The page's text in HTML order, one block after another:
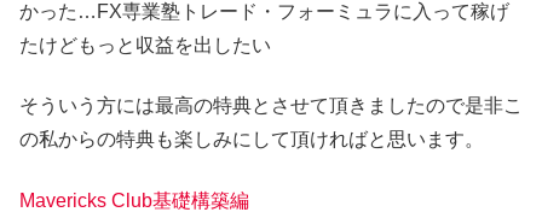
かった…FX専業塾トレード・フォーミュラに入って稼げ
たけどもっと収益を出したい
そういう方には最高の特典とさせて頂きましたので是非こ
の私からの特典も楽しみにして頂ければと思います。
Mavericks Club基礎構築編